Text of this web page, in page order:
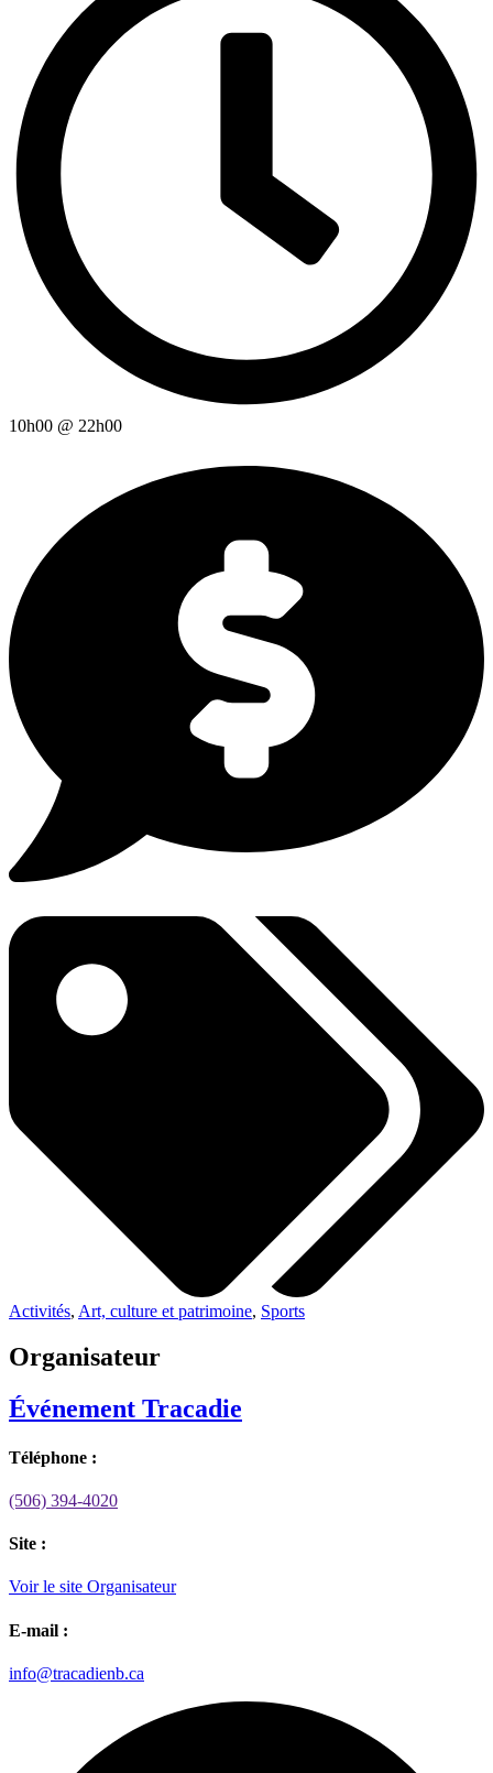
10h00 @ 22h00
Activités, Art, culture et patrimoine, Sports
Organisateur
Événement Tracadie
Téléphone :
(506) 394-4020
Site :
Voir le site Organisateur
E-mail :
info@tracadienb.ca